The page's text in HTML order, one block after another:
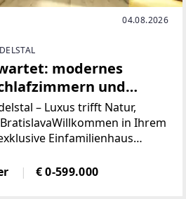
04.08.2026
modernes
und
& Bratislava
– Luxus trifft Natur,
in Ihrem
Einfamilienhaus
erstklassige Bauqualität
einer Lage, die jeden
€ 0-599.000